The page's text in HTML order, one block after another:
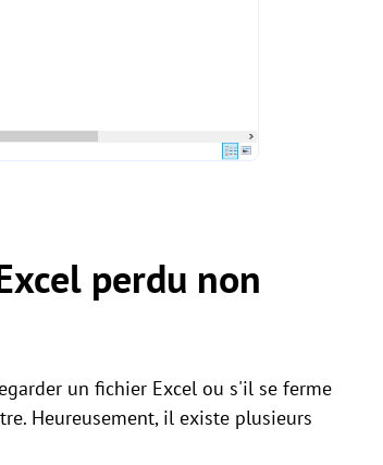
perdu non
un fichier Excel ou s'il se ferme
Heureusement, il existe plusieurs